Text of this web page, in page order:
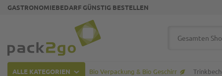
GASTRONOMIEBEDARF GÜNSTIG BESTELLEN
ALLE KATEGORIEN Bio Verpackung & Bio Geschirr